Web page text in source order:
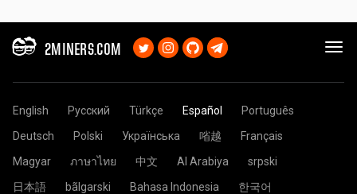
2MINERS.COM
English Русский Türkçe Español
Português
Deutsch
Polski Українська 㗂越
Français
Magyar
ภาษาไทย 中文 Al Arabiya
srpski
日本語
bãlgarski Bahasa Indonesia
한국어